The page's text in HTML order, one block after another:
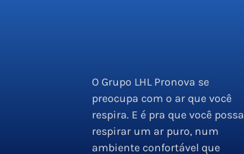
O Grupo LHL Pronova se
preocupa com o ar que você
respira. E é pra que você possa
respirar um ar puro, num
ambiente confortável que